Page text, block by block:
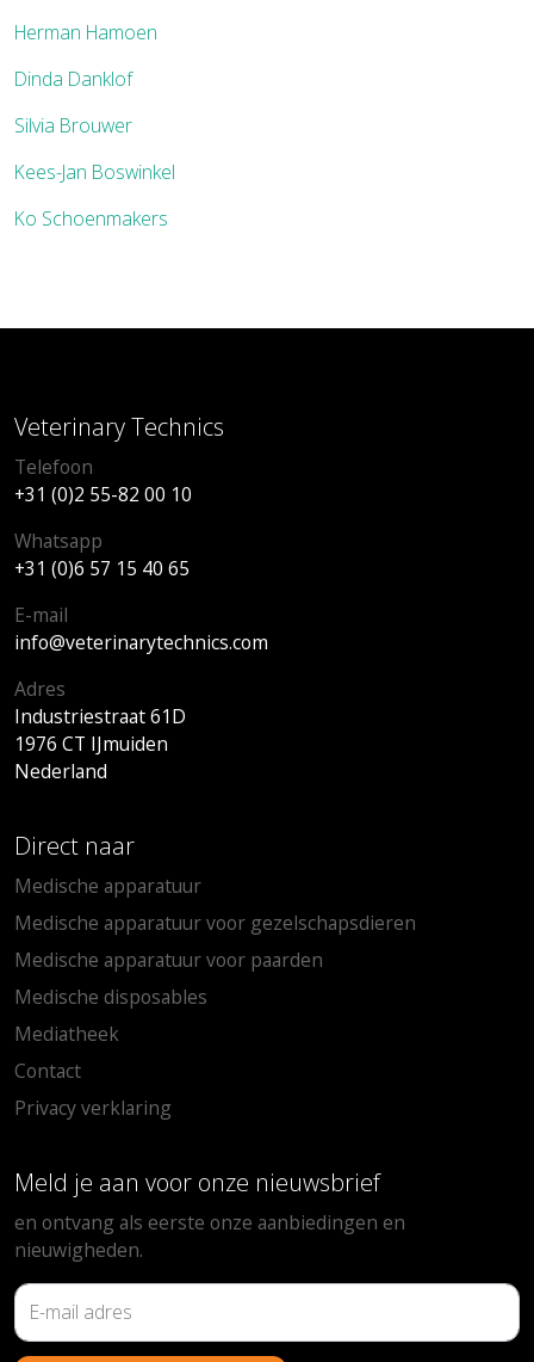
Herman Hamoen
Dinda Danklof
Silvia Brouwer
Kees-Jan Boswinkel
Ko Schoenmakers
Meld je aan voor onze nieuwsbrief
en ontvang als eerste onze aanbiedingen en
nieuwigheden.
Veterinary Technics
Telefoon
+31 (0)2 55-82 00 10
Whatsapp
+31 (0)6 57 15 40 65
E-mail
info@veterinarytechnics.com
Adres
Industriestraat 61D
1976 CT IJmuiden
Nederland
Direct naar
Medische apparatuur
Medische apparatuur voor gezelschapsdieren
Medische apparatuur voor paarden
Medische disposables
Mediatheek
Contact
Privacy verklaring